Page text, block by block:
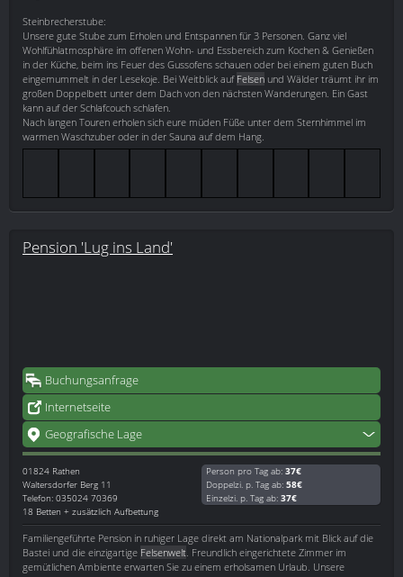
Steinbrecherstube:
Unsere gute Stube zum Erholen und Entspannen für 3 Personen. Ganz viel
Wohlfühlatmosphäre im offenen Wohn- und Essbereich zum Kochen & Genießen
in der Küche, beim ins Feuer des Gussofens schauen oder bei einem guten Buch
eingemummelt in der Lesekoje. Bei Weitblick auf Felsen und Wälder träumt ihr im
großen Doppelbett unter dem Dach von den nächsten Wanderungen. Ein Gast
kann auf der Schlafcouch schlafen.
Nach langen Touren erholen sich eure müden Füße unter dem Sternhimmel im
warmen Waschzuber oder in der Sauna auf dem Hang.
Pension 'Lug ins Land'
Buchungsanfrage
Internetseite
Geografische Lage
01824 Rathen
Waltersdorfer Berg 11
Telefon: 035024 70369
18 Betten + zusätzlich Aufbettung
Person pro Tag ab: 37€
Doppelzi. p. Tag ab: 58€
Einzelzi. p. Tag ab: 37€
Familiengeführte Pension in ruhiger Lage direkt am Nationalpark mit Blick auf die
Bastei und die einzigartige Felsenwelt . Freundlich eingerichtete Zimmer im
gemütlichen Ambiente erwarten Sie zu einem erholsamen Urlaub. Unsere